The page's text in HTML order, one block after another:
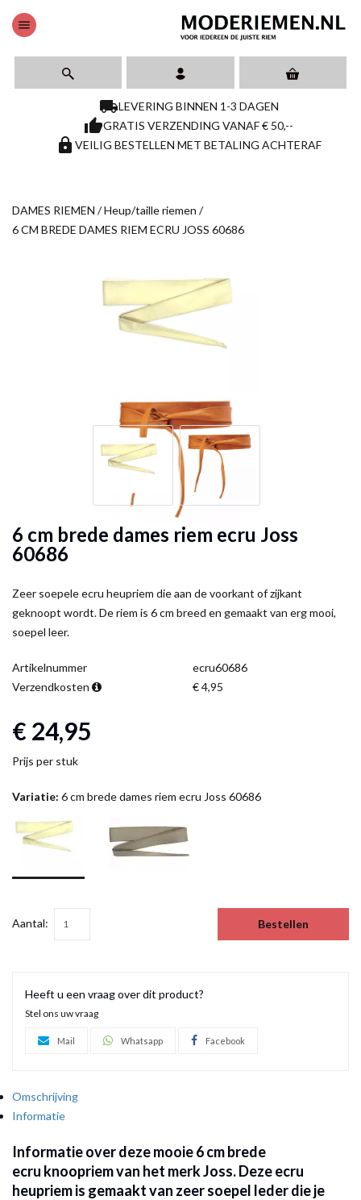
menu
local_shippingLEVERING BINNEN 1-3 DAGEN
thumb_upGRATIS VERZENDING VANAF € 50,--
https VEILIG BESTELLEN MET BETALING ACHTERAF
DAMES RIEMEN /Heup/taille riemen /
6 CM BREDE DAMES RIEM ECRU JOSS 60686
6 cm brede dames riem ecru Joss
60686
Zeer soepele ecru heupriem die aan de voorkant of zijkant
geknoopt wordt. De riem is 6 cm breed en gemaakt van erg mooi,
soepel leer.
Artikelnummer
ecru60686
Verzendkosten
€ 4,95
€ 24,95
Prijs per stuk
Variatie: 6 cm brede dames riem ecru Joss 60686
Aantal: Bestellen
Heeft u een vraag over dit product?
Stel ons uw vraag
Mail Whatsapp Facebook
Omschrijving
Informatie
Informatie over deze mooie 6 cm brede
ecru knoopriem van het merk Joss. Deze ecru
heupriem is gemaakt van zeer soepel leder die je